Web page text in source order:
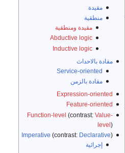
مقيدة
منطقية
مقيدة ومنطقية
Abductive logic
Inductive logic
مقادة بالاحداث
Service-oriented
مقادة بالزمن
Expression-oriented
Feature-oriented
Function-level (contrast: Value-
level)
Imperative (contrast: Declarative)
إجرائية